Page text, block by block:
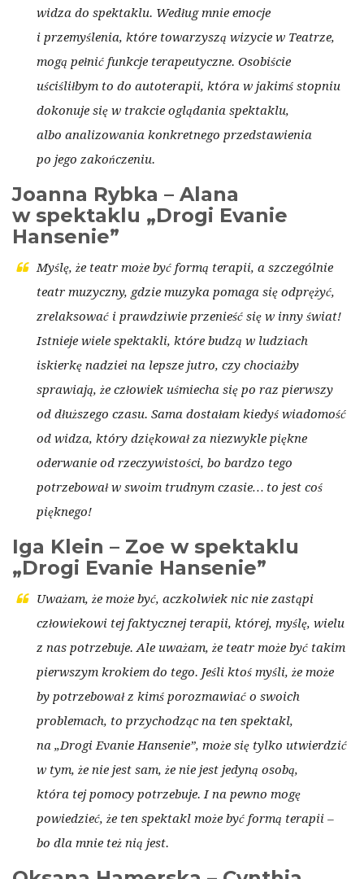
widza do spektaklu. Według mnie emocje
i przemyślenia, które towarzyszą wizycie w Teatrze,
mogą pełnić funkcje terapeutyczne. Osobiście
uściśliłbym to do autoterapii, która w jakimś stopniu
dokonuje się w trakcie oglądania spektaklu,
albo analizowania konkretnego przedstawienia
po jego zakończeniu.
Joanna Rybka – Alana
w spektaklu „Drogi Evanie
Hansenie”
Myślę, że teatr może być formą terapii, a szczególnie
teatr muzyczny, gdzie muzyka pomaga się odprężyć,
zrelaksować i prawdziwie przenieść się w inny świat!
Istnieje wiele spektakli, które budzą w ludziach
iskierkę nadziei na lepsze jutro, czy chociażby
sprawiają, że człowiek uśmiecha się po raz pierwszy
od dłuższego czasu. Sama dostałam kiedyś wiadomość
od widza, który dziękował za niezwykle piękne
oderwanie od rzeczywistości, bo bardzo tego
potrzebował w swoim trudnym czasie… to jest coś
pięknego!
Iga Klein – Zoe w spektaklu
„Drogi Evanie Hansenie”
Uważam, że może być, aczkolwiek nic nie zastąpi
człowiekowi tej faktycznej terapii, której, myślę, wielu
z nas potrzebuje. Ale uważam, że teatr może być takim
pierwszym krokiem do tego. Jeśli ktoś myśli, że może
by potrzebował z kimś porozmawiać o swoich
problemach, to przychodząc na ten spektakl,
na „Drogi Evanie Hansenie”, może się tylko utwierdzić
w tym, że nie jest sam, że nie jest jedyną osobą,
która tej pomocy potrzebuje. I na pewno mogę
powiedzieć, że ten spektakl może być formą terapii –
bo dla mnie też nią jest.